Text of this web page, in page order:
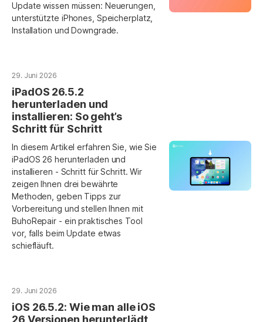
Update wissen müssen: Neuerungen,
unterstützte iPhones, Speicherplatz,
Installation und Downgrade.
29. Juni 2026
iPadOS 26.5.2
herunterladen und
installieren: So geht’s
Schritt für Schritt
In diesem Artikel erfahren Sie, wie Sie
iPadOS 26 herunterladen und
installieren - Schritt für Schritt. Wir
zeigen Ihnen drei bewährte
Methoden, geben Tipps zur
Vorbereitung und stellen Ihnen mit
BuhoRepair - ein praktisches Tool
vor, falls beim Update etwas
schiefläuft.
29. Juni 2026
iOS 26.5.2: Wie man alle iOS
26 Versionen herunterlädt